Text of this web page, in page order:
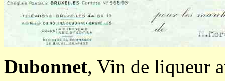
Dubonnet, Vin de liqueur